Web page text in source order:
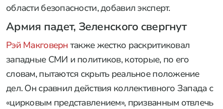
области безопасности, добавил эксперт.
Армия падет, Зеленского свергнут
Рэй Макговерн также жестко раскритиковал
западные СМИ и политиков, которые, по его
словам, пытаются скрыть реальное положение
дел. Он сравнил действия коллективного Запада с
«цирковым представлением», призванным отвлечь